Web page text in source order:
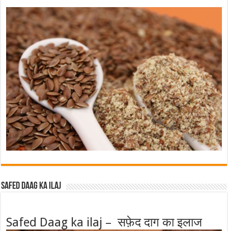
Safed Daag ka ilaj
Safed Daag ka ilaj – सफ़ेद दाग का इलाज